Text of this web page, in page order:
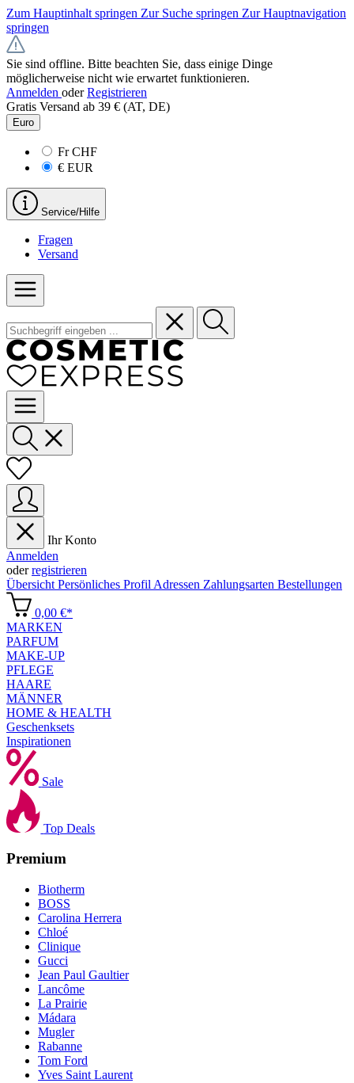
Zum Hauptinhalt springen Zur Suche springen Zur Hauptnavigation
springen
Sie sind offline. Bitte beachten Sie, dass einige Dinge
möglicherweise nicht wie erwartet funktionieren.
Anmelden oder Registrieren
Gratis Versand ab 39 € (AT, DE)
Euro
FrCHF
€ EUR
Service/Hilfe
Fragen
Versand
Ihr Konto
Anmelden
oderregistrieren
Übersicht Persönliches Profil Adressen Zahlungsarten Bestellungen
0,00 €*
MARKEN
PARFUM
MAKE-UP
PFLEGE
HAARE
MÄNNER
HOME & HEALTH
Geschenksets
Inspirationen
Sale
Top Deals
Premium
Biotherm
BOSS
Carolina Herrera
Chloé
Clinique
Gucci
Jean Paul Gaultier
Lancôme
La Prairie
Mádara
Mugler
Rabanne
Tom Ford
Yves Saint Laurent